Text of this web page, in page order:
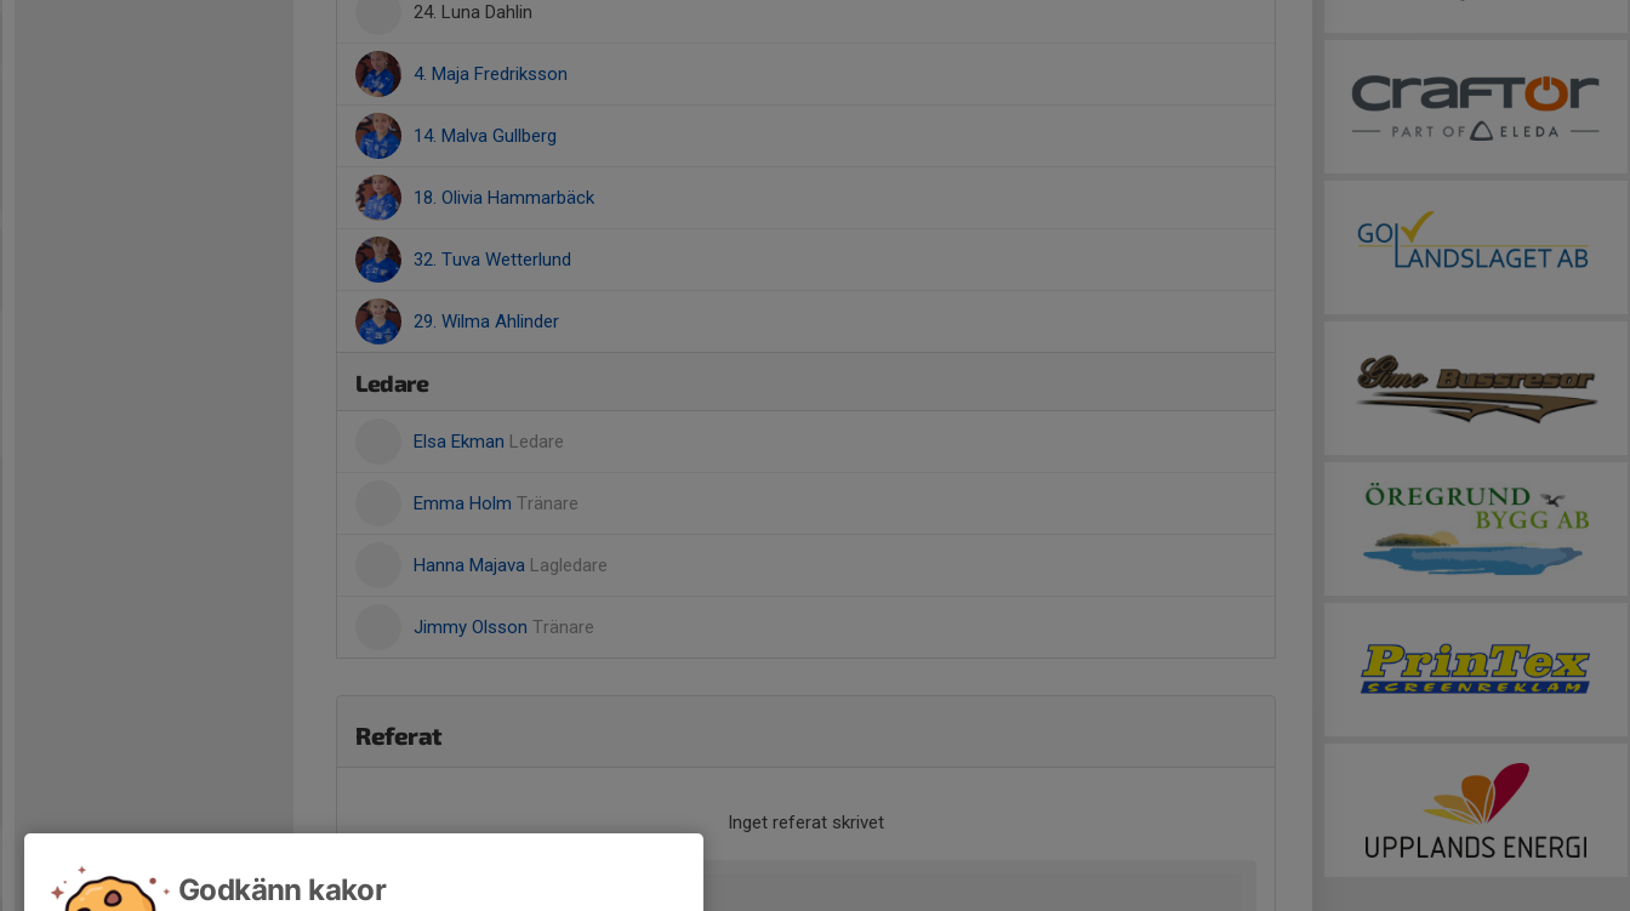
24. Luna Dahlin
4. Maja Fredriksson
14. Malva Gullberg
18. Olivia Hammarbäck
32. Tuva Wetterlund
29. Wilma Ahlinder
Ledare
Elsa Ekman Ledare
Emma Holm Tränare
Hanna Majava Lagledare
Jimmy Olsson Tränare
Referat
Inget referat skrivet
Godkänn kakor